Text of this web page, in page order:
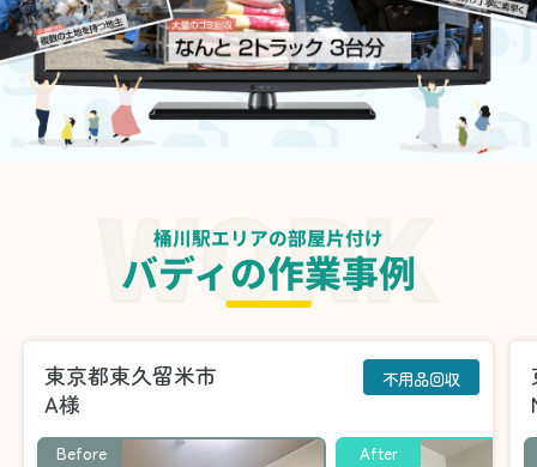
桶川駅エリアの部屋片付け
バディの作業事例
東京都東久留米市
A様
不用品回収
Before After